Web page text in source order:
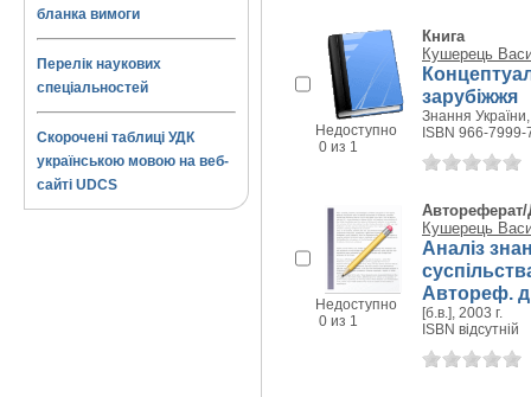
бланка вимоги
Перелік наукових
спеціальностей
Скорочені таблиці УДК
українською мовою на веб-
сайті UDCS
Недоступно
0 из 1
Книга
Кушерець
зарубіжжя
Знання
ISBN 966-7999-
Недоступно
0 из 1
Автореферат/
Кушерець
Аналіз
Автореф.
[б.в.], 2003 г.
ISBN відсутній